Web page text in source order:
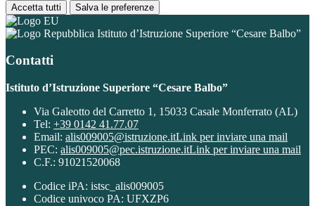
Accetta tutti Salva le preferenze
Istituto d’Istruzione Superiore “Cesare Balbo”
Contatti
Istituto d’Istruzione Superiore “Cesare Balbo”
Via Galeotto del Carretto 1, 15033 Casale Monferrato (AL)
Tel: +39 0142 41.77.07
Email: alis009005@istruzione.itLink per inviare una mail
PEC: alis009005@pec.istruzione.itLink per inviare una mail
C.F.: 91021520068
Codice iPA: istsc_alis009005
Codice univoco PA: UFXZP6